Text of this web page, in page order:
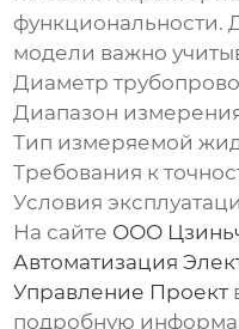
функциональности.
модели важно
Диаметр
Диапазон
Тип измеряемой
Требования к
Условия
На сайте ООО
Автоматизация
Управление Проект
подробную